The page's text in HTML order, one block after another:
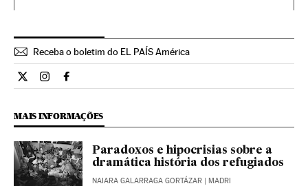
Receba o boletim do EL PAÍS América
Internacional El País Brasil en Twitter
Internacional El País Brasil en Instagram
Internacional El País Brasil en Facebook
MAIS INFORMAÇÕES
Paradoxos e hipocrisias sobre a
dramática história dos refugiados
NAIARA GALARRAGA GORTÁZAR | MADRI